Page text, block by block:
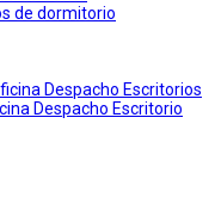
de dormitorio
Despacho Escritorios
Despacho Escritorio